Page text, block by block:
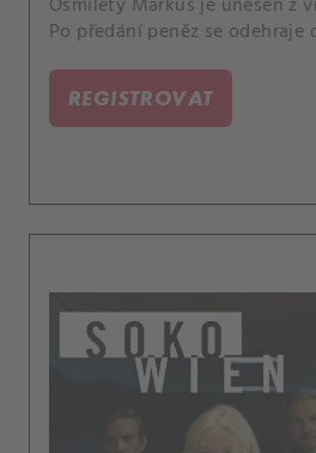
Po předání peněz se odehraje
REGISTROVAT